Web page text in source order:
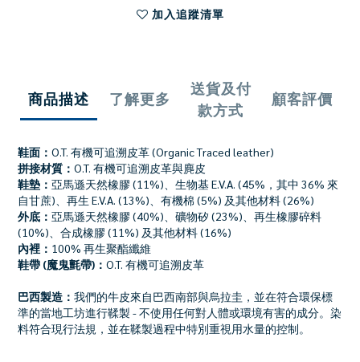
加入追蹤清單
商品描述 了解更多
送貨及付
款方式
顧客評價
鞋面： O.T. 有機可追溯皮革 (Organic Traced leather)
拼接材質： O.T. 有機可追溯皮革與麂皮
鞋墊： 亞馬遜天然橡膠 (11%)、生物基 E.V.A. (45%，其中 36% 來
自甘蔗)、再生 E.V.A. (13%)、有機棉 (5%) 及其他材料 (26%)
外底： 亞馬遜天然橡膠 (40%)、礦物矽 (23%)、再生橡膠碎料
(10%)、合成橡膠 (11%) 及其他材料 (16%)
內裡： 100% 再生聚酯纖維
鞋帶 (魔鬼氈帶)： O.T. 有機可追溯皮革
巴西製造： 我們的牛皮來自巴西南部與烏拉圭，並在符合環保標
準的當地工坊進行鞣製 - 不使用任何對人體或環境有害的成分。染
料符合現行法規，並在鞣製過程中特別重視用水量的控制。